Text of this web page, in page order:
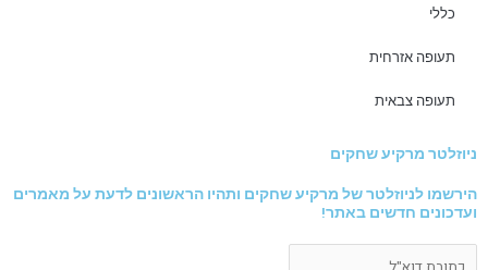
כללי
תעופה אזרחית
תעופה צבאית
ניוזלטר מרקיע שחקים
הירשמו לניוזלטר של מרקיע שחקים ותהיו הראשונים לדעת על מאמרים
ועדכונים חדשים באתר!